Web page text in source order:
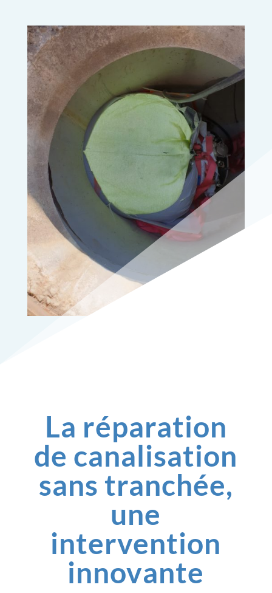
La réparation
de canalisation
sans tranchée,
une
intervention
innovante